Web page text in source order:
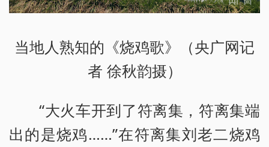
当地人熟知的《烧鸡歌》（央广网记
者 徐秋韵摄）
“大火车开到了符离集，符离集端
出的是烧鸡……”在符离集刘老二烧鸡